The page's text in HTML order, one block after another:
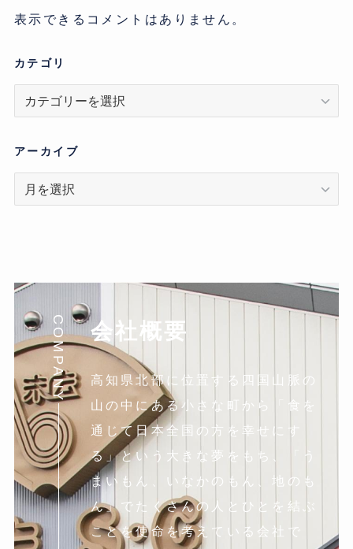
表示できるコメントはありません。
カテゴリ
リ
アーカイブ
ア
COMPANY 会社概要
高知県北部に位置する四国山脈の
山の中にある小さな町から「食を
通じて日本全国の方を幸せにす
る」という大きな夢をもち、「う
まいもん、いなかのもん、地のも
ん」でたくさんの人とひとを結ぶ
ことを使命を考えている会社で